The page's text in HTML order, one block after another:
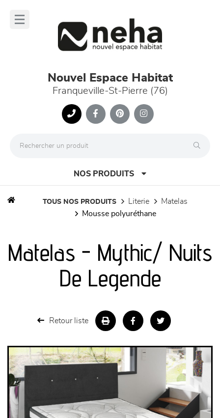
Nouvel Espace Habitat
Franqueville-St-Pierre (76)
NOS PRODUITS
séjours
meubles de complément
décoration
TOUS NOS PRODUITS literie
matelas
mousse polyuréthane
Matelas - Mythic/ Nuits
De Legende
Retour liste